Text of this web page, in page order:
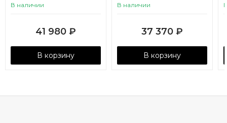
В наличии
41 980 ₽
В корзину
В наличии
37 370 ₽
В корзину